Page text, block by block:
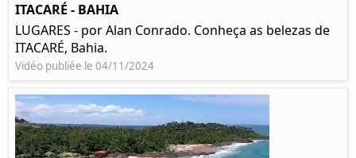
ITACARÉ - BAHIA
LUGARES - por Alan Conrado. Conheça as belezas de
ITACARÉ, Bahia.
Vidéo publiée le 04/11/2024